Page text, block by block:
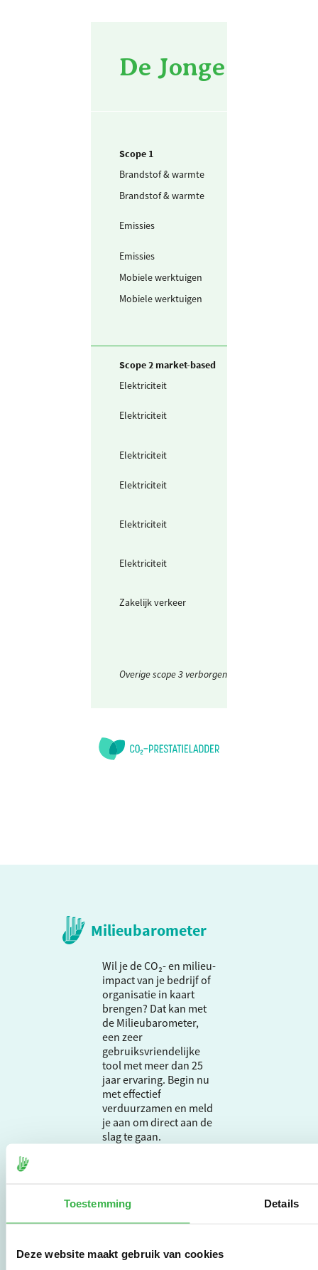
Toestemming Details
Deze website maakt gebruik van cookies
De Jonge
Scope 1
Brandstof & warmte
Brandstof & warmte
Emissies
Emissies
Mobiele werktuigen
Mobiele werktuigen
Scope 2 market-based
Elektriciteit
Elektriciteit
Elektriciteit
Elektriciteit
Elektriciteit
Elektriciteit
Zakelijk verkeer
Overige scope 3 verborgen
Milieubarometer
Wil je de CO₂- en milieu-
impact van je bedrijf of
organisatie in kaart
brengen? Dat kan met
de Milieubarometer,
een zeer
gebruiksvriendelijke
tool met meer dan 25
jaar ervaring. Begin nu
met effectief
verduurzamen en meld
je aan om direct aan de
slag te gaan.
gecreëerd door
Stichting Stimular.
Stichting Stimular
vraag om